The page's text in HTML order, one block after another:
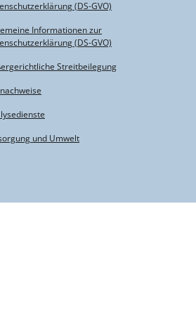
(DS-GVO)
Informationen zur
(DS-GVO)
Streitbeilegung
und Umwelt